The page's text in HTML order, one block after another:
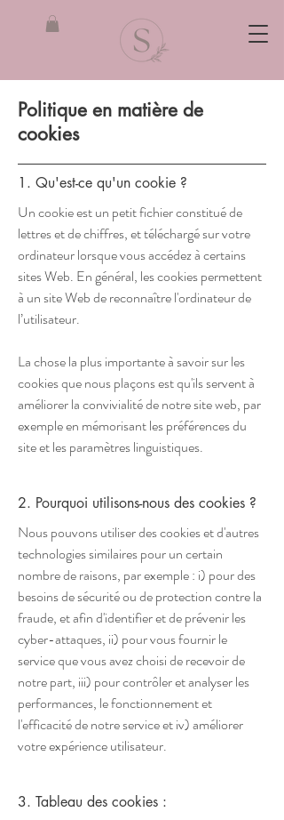
Politique en matière de
cookies
1. Qu'est-ce qu'un cookie ?
Un cookie est un petit fichier constitué de
lettres et de chiffres, et téléchargé sur votre
ordinateur lorsque vous accédez à certains
sites Web. En général, les cookies permettent
à un site Web de reconnaître l'ordinateur de
l’utilisateur.
La chose la plus importante à savoir sur les
cookies que nous plaçons est qu'ils servent à
améliorer la convivialité de notre site web, par
exemple en mémorisant les préférences du
site et les paramètres linguistiques.
2. Pourquoi utilisons-nous des cookies ?
Nous pouvons utiliser des cookies et d'autres
technologies similaires pour un certain
nombre de raisons, par exemple : i) pour des
besoins de sécurité ou de protection contre la
fraude, et afin d'identifier et de prévenir les
cyber-attaques, ii) pour vous fournir le
service que vous avez choisi de recevoir de
notre part, iii) pour contrôler et analyser les
performances, le fonctionnement et
l'efficacité de notre service et iv) améliorer
votre expérience utilisateur.
3. Tableau des cookies :